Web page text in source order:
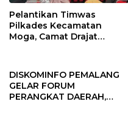
Pelantikan Timwas
Pilkades Kecamatan
Moga, Camat Drajat
DISKOMINFO PEMALANG
GELAR FORUM
PERANGKAT DAERAH,